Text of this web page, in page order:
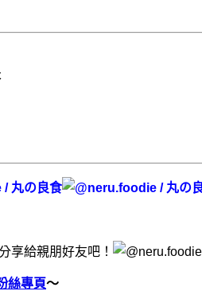
享給親朋好友吧！
絲專頁～